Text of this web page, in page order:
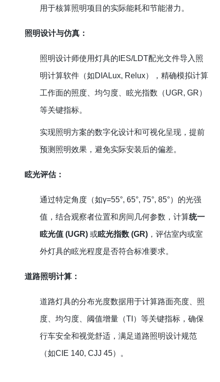
用于核算照明项目的实际能耗和节能潜力。
照明设计与仿真：
照明设计师使用灯具的IES/LDT配光文件导入照
明计算软件（如DIALux, Relux），精确模拟计算
工作面的照度、均匀度、眩光指数（UGR, GR）
等关键指标。
实现照明方案的数字化设计和可视化呈现，提前
预测照明效果，避免实际安装后的偏差。
眩光评估：
通过特定角度（如γ=55°, 65°, 75°, 85°）的光强
值，结合观察者位置和房间几何参数，计算统一
眩光值 (UGR)或眩光指数 (GR)，评估室内或室
外灯具的眩光程度是否符合标准要求。
道路照明计算：
道路灯具的分布光度数据用于计算路面亮度、照
度、均匀度、阈值增量（TI）等关键指标，确保
行车安全和视觉舒适，满足道路照明设计规范
（如CIE 140, CJJ 45）。